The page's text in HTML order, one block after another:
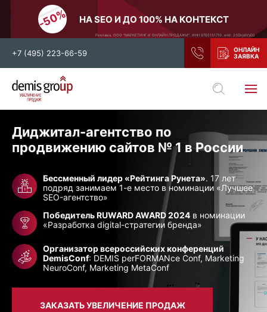
НА SEO И ДО 100% НА КОНТЕКСТ
Реклама. ООО "МАРКЕТИНГ И ОНЛАЙН ПРОДАЖИ". ИНН 9705151710. erid: 2SDnjdiVyD2
+7 (495) 223-66-59
Выберите свой город
Нижний Новгород
Тамбов
Тула
Новосибирск
Екатеринбург
Самара
Ростов-на-Дону
Казань
и все регионы РФ
Диджитал-агентство по
продвижению сайтов № 1 в России
Бессменный лидер «Рейтинга Рунета». 17 лет
подряд занимаем 1-е место в номинации «Лучшее
SEO-агентство»
Победитель RUWARD AWARD 2024 в номинации
«Разработка digital-стратегии бренда»
Организатор всероссийских конференций
DemisConf: DEMIS perFORMANce Conf, Marketing
NeuroConf, Marketing MetaConf
ЗАКАЗАТЬ УВЕЛИЧЕНИЕ ПРОДАЖ